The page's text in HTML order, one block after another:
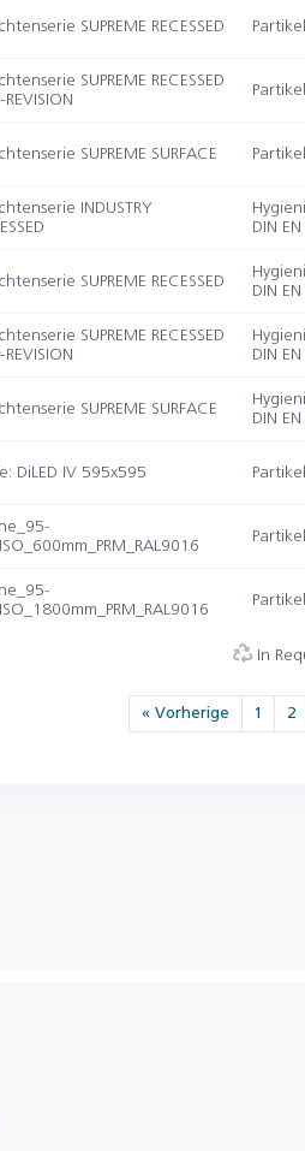
SUPREME RECESSED
SUPREME RECESSED
REVISION
SUPREME SURFACE
INDUSTRY
DIN
SUPREME RECESSED
DIN
SUPREME RECESSED
REVISION
DIN
SUPREME SURFACE
DIN
DiLED IV 595x595
In
« Vorherige 1 2